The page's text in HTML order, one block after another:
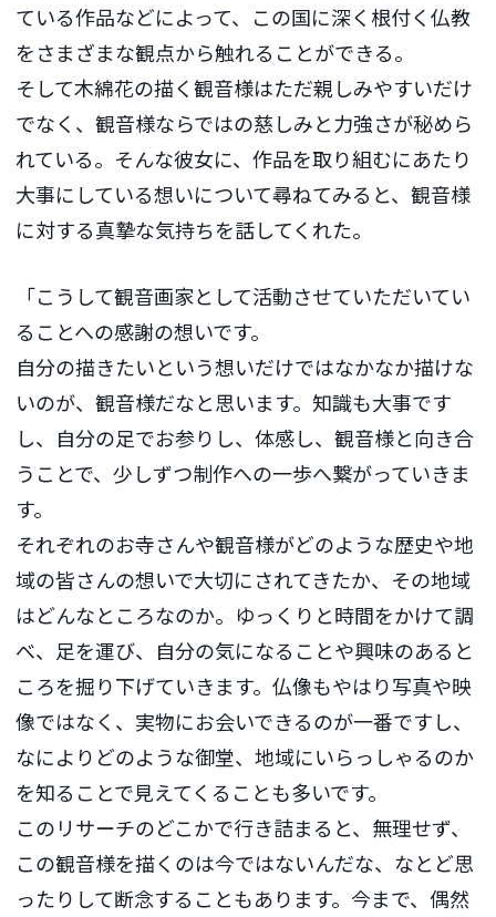
ている作品などによって、この国に深く根付く仏教
をさまざまな観点から触れることができる。
そして木綿花の描く観音様はただ親しみやすいだけ
でなく、観音様ならではの慈しみと力強さが秘めら
れている。そんな彼女に、作品を取り組むにあたり
大事にしている想いについて尋ねてみると、観音様
に対する真摯な気持ちを話してくれた。
「こうして観音画家として活動させていただいてい
ることへの感謝の想いです。
自分の描きたいという想いだけではなかなか描けな
いのが、観音様だなと思います。知識も大事です
し、自分の足でお参りし、体感し、観音様と向き合
うことで、少しずつ制作への一歩へ繋がっていきま
す。
それぞれのお寺さんや観音様がどのような歴史や地
域の皆さんの想いで大切にされてきたか、その地域
はどんなところなのか。ゆっくりと時間をかけて調
べ、足を運び、自分の気になることや興味のあると
ころを掘り下げていきます。仏像もやはり写真や映
像ではなく、実物にお会いできるのが一番ですし、
なによりどのような御堂、地域にいらっしゃるのか
を知ることで見えてくることも多いです。
このリサーチのどこかで行き詰まると、無理せず、
この観音様を描くのは今ではないんだな、なとど思
ったりして断念することもあります。今まで、偶然